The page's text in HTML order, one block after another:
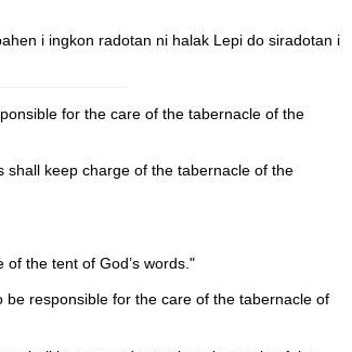
i ingkon radotan ni halak Lepi do siradotan i
for the care of the tabernacle of the
keep charge of the tabernacle of the
the tent of God’s words."
responsible for the care of the tabernacle of